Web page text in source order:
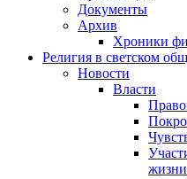
Документы
Архив
Хроники
Религия в светском
Новости
Власти
жизни